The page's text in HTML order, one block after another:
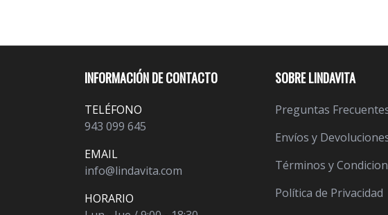
INFORMACIÓN DE CONTACTO
TELÉFONO
943 099 645
EMAIL
info@lindavita.com
HORARIO
SOBRE LINDAVITA
Preguntas
Envíos y
Términos y
Política de Privacidad